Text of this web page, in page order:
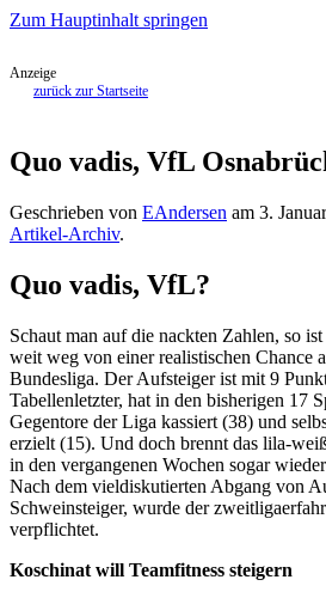
Zum Hauptinhalt springen
Anzeige
zurück zur Startseite
Quo vadis, VfL
Geschrieben von EAndersen am 3.
Artikel-Archiv.
Quo vadis, VfL?
Schaut man auf die nackten Zahlen, so
weit weg von einer realistischen Chance
Bundesliga. Der Aufsteiger ist mit 9
Tabellenletzter, hat in den bisherigen 17
Gegentore der Liga kassiert (38) und
erzielt (15). Und doch brennt das lila-
in den vergangenen Wochen sogar
Nach dem vieldiskutierten Abgang von
Schweinsteiger, wurde der
verpflichtet.
Koschinat will Teamfitness steigern